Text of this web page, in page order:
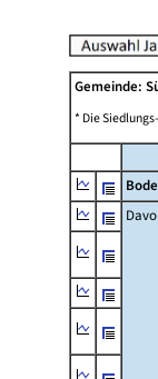
Gemeinde:
* Die